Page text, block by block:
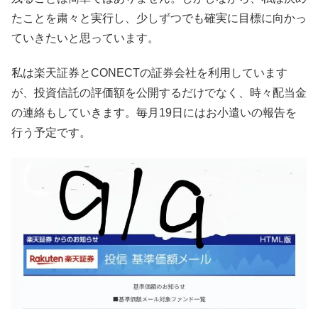
たことを粛々と実行し、少しずつでも確実に目標に向かっ
ていきたいと思っています。
私は楽天証券とCONECTの証券会社を利用しています
が、投資信託の評価額を公開するだけでなく、時々配当金
の連絡もしていきます。毎月19日にはお小遣いの報告を
行う予定です。